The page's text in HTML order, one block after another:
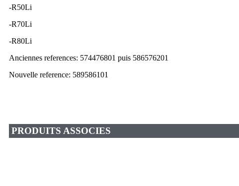
-R50Li
-R70Li
-R80Li
Anciennes references: 574476801 puis 586576201
Nouvelle reference: 589586101
PRODUITS ASSOCIES